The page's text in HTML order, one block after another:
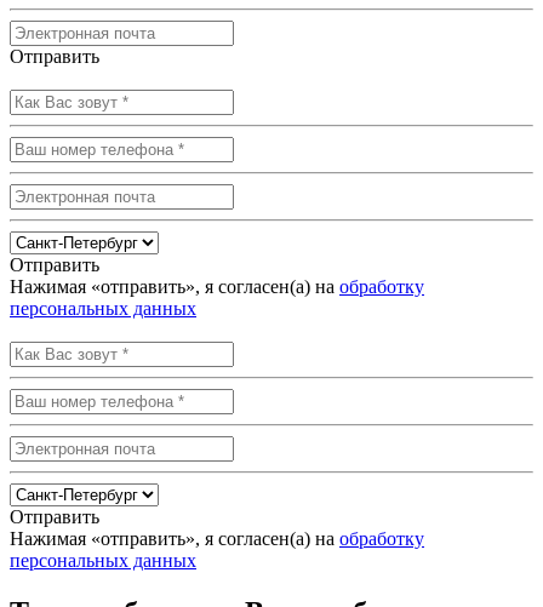
Отправить
Отправить
Нажимая «отправить», я согласен(а) на обработку
персональных данных
Отправить
Нажимая «отправить», я согласен(а) на обработку
персональных данных